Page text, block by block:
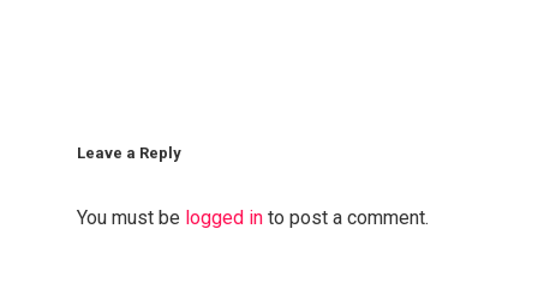
Leave a Reply
You must be logged in to post a comment.